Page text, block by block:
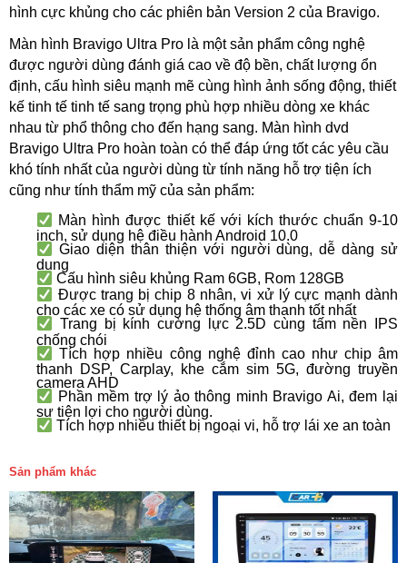
hình cực khủng cho các phiên bản Version 2 của Bravigo.
Màn hình Bravigo Ultra Pro là một sản phẩm công nghệ
được người dùng đánh giá cao về độ bền, chất lượng ổn
định, cấu hình siêu mạnh mẽ cùng hình ảnh sống động, thiết
kế tinh tế tinh tế sang trọng phù hợp nhiều dòng xe khác
nhau từ phổ thông cho đến hạng sang. Màn hình dvd
Bravigo Ultra Pro hoàn toàn có thể đáp ứng tốt các yêu cầu
khó tính nhất của người dùng từ tính năng hỗ trợ tiện ích
cũng như tính thẩm mỹ của sản phẩm:
Màn hình được thiết kế với kích thước chuẩn 9-10
inch, sử dụng hệ điều hành Android 10.0
Giao diện thân thiện với người dùng, dễ dàng sử
dụng
Cấu hình siêu khủng Ram 6GB, Rom 128GB
Được trang bị chip 8 nhân, vi xử lý cực mạnh dành
cho các xe có sử dụng hệ thống âm thanh tốt nhất
Trang bị kính cường lực 2.5D cùng tấm nền IPS
chống chói
Tích hợp nhiều công nghệ đỉnh cao như chip âm
thanh DSP, Carplay, khe cắm sim 5G, đường truyền
camera AHD
Phần mềm trợ lý ảo thông minh Bravigo Ai, đem lại
sự tiện lợi cho người dùng.
Tích hợp nhiều thiết bị ngoại vi, hỗ trợ lái xe an toàn
Sản phẩm khác